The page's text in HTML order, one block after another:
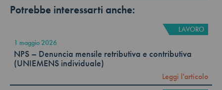
Potrebbe interessarti anche:
LAVORO
1 maggio 2026
NPS – Denuncia mensile retributiva e contributiva
(UNIEMENS individuale)
Leggi l'articolo